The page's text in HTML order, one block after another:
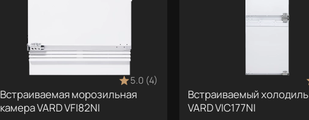
5.0 (4)
Встраиваемая морозильная
камера VARD VFI82NI
Встраиваемый
VARD VIC177NI